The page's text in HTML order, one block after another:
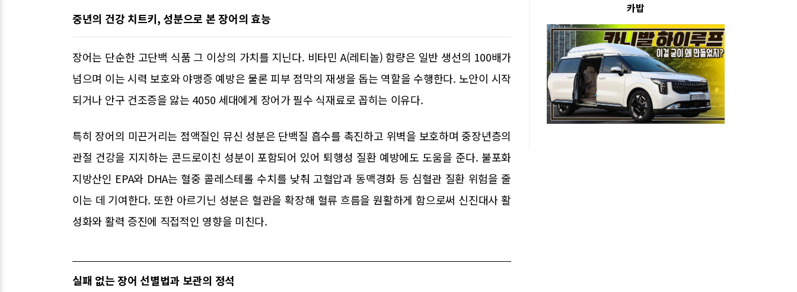
중년의 건강 치트키, 성분으로 본 장어의 효능
장어는 단순한 고단백 식품 그 이상의 가치를 지닌다. 비타민 A(레티놀) 함량은 일반 생선의 100배가
넘으며 이는 시력 보호와 야맹증 예방은 물론 피부 점막의 재생을 돕는 역할을 수행한다. 노안이 시작
되거나 안구 건조증을 앓는 4050 세대에게 장어가 필수 식재료로 꼽히는 이유다.
특히 장어의 미끈거리는 점액질인 뮤신 성분은 단백질 흡수를 촉진하고 위벽을 보호하며 중장년층의
관절 건강을 지지하는 콘드로이친 성분이 포함되어 있어 퇴행성 질환 예방에도 도움을 준다. 불포화
지방산인 EPA와 DHA는 혈중 콜레스테롤 수치를 낮춰 고혈압과 동맥경화 등 심혈관 질환 위험을 줄
이는 데 기여한다. 또한 아르기닌 성분은 혈관을 확장해 혈류 흐름을 원활하게 함으로써 신진대사 활
성화와 활력 증진에 직접적인 영향을 미친다.
실패 없는 장어 선별법과 보관의 정석
카밥